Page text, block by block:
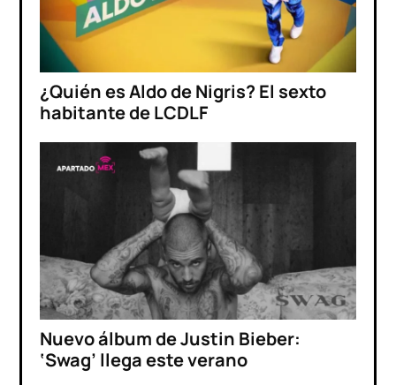
¿Quién es Aldo de Nigris? El sexto
habitante de LCDLF
Nuevo álbum de Justin Bieber:
‘Swag’ llega este verano